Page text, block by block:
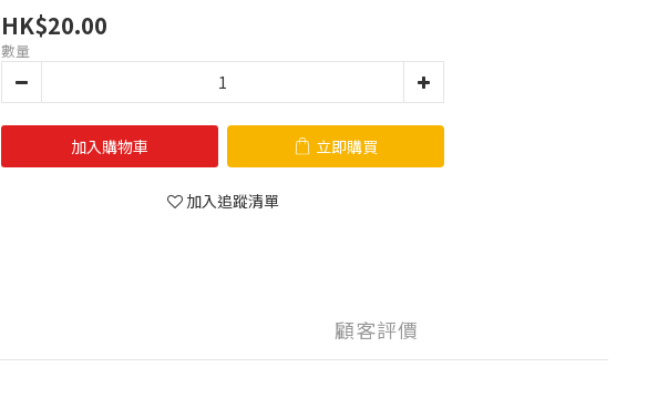
HK$20.00
數量
加入購物車 立即購買
加入追蹤清單
顧客評價